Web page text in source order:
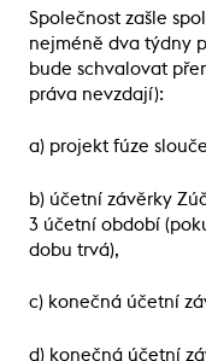
Společnost zašle
nejméně dva týdny
bude schvalovat
práva nevzdají):
a) projekt fúze
b) účetní závěrky
3 účetní období
dobu trvá),
c) konečná účetní
d) konečná účetní